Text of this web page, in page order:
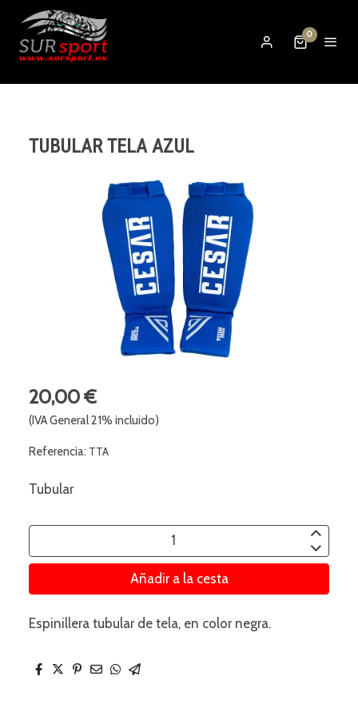
0
TUBULAR TELA AZUL
20,00 €
(IVA General 21% incluido)
Referencia: TTA
Tubular
Añadir a la cesta
Espinillera tubular de tela, en color negra.